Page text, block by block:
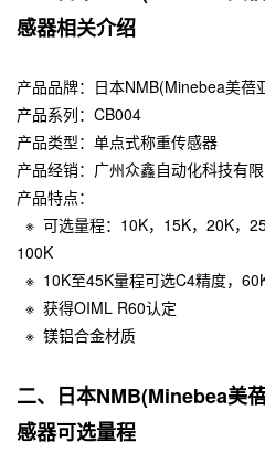
感器相关介绍
产品品牌： 日本NMB(Minebea美蓓
产品系列：CB004
产品类型： 单点式称重传感器
产品经销：广州众鑫自动化科技有
产品特点：
※ 可选量程：10K，15K，20K，
100K
※ 10K至45K量程可选C4精度，
※ 获得OIML R60认定
※ 镁铝合金材质
二、日本NMB(Minebea美
感器可选量程